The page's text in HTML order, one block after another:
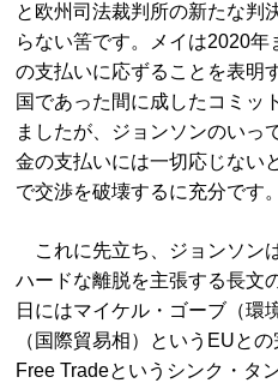
と欧州司法裁判所の新たな判
らない筈です。メイは2020
の支払いに応ずることを表明
国であった間に成したコミッ
ましたが、ジョンソンのいっ
金の支払いには一切応じない
で交渉を破壊するに充分です。
これに先立ち、ジョンソン
ハードな離脱を主張する長文
日にはマイケル・ゴーブ（環
（国際貿易相）というEUと
Free Tradeというシンク・タ